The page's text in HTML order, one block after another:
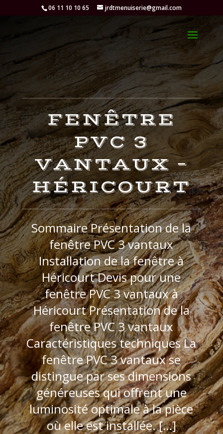
06 11 10 10 65 jrdtmenuiserie@gmail.com
FENÊTRE
PVC 3
VANTAUX –
HÉRICOURT
Sommaire Présentation de la
fenêtre PVC 3 vantaux
Installation de la fenêtre à
Héricourt Devis pour une
fenêtre PVC 3 vantaux à
Héricourt Présentation de la
fenêtre PVC 3 vantaux
Caractéristiques techniques La
fenêtre PVC 3 vantaux se
distingue par ses dimensions
généreuses qui offrent une
luminosité optimale à la pièce
où elle est installée. […]